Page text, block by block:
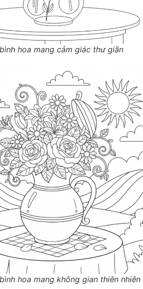
hoa mang cảm giác thư giãn
hoa mang không gian thiên nhiên